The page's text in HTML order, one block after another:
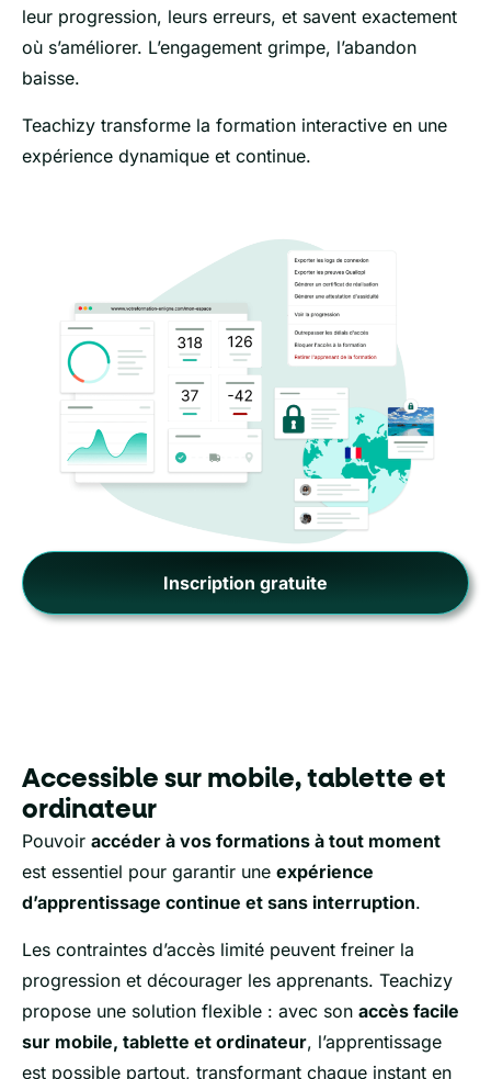
leur progression, leurs erreurs, et savent exactement
où s’améliorer. L’engagement grimpe, l’abandon
baisse.
Teachizy transforme la formation interactive en une
expérience dynamique et continue.
Inscription gratuite
Accessible sur mobile, tablette et
ordinateur
Pouvoir accéder à vos formations à tout moment
est essentiel pour garantir une expérience
d’apprentissage continue et sans interruption.
Les contraintes d’accès limité peuvent freiner la
progression et décourager les apprenants. Teachizy
propose une solution flexible : avec son accès facile
sur mobile, tablette et ordinateur, l’apprentissage
est possible partout, transformant chaque instant en